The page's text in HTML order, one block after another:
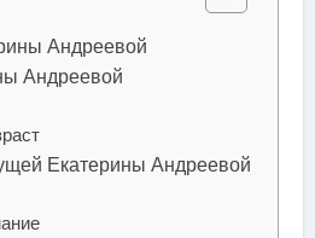
Андреевой
Андреевой
Екатерины Андреевой